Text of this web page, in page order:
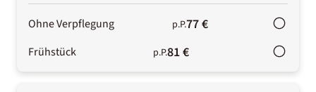
Ohne Verpflegung p.P.77 €
Frühstück p.P.81 €